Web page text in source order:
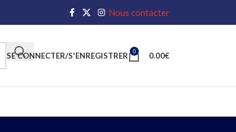
Nous contacter
SE CONNECTER/S'ENREGISTRER 0 0.00€